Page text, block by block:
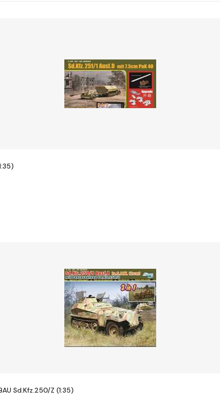
Sd.Kfz.250/Z (1:35)